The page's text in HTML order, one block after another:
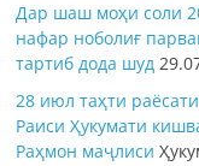
Дар шаш моҳи соли
нафар ноболиғ
тартиб дода шуд
28 июл таҳти
Раиси Ҳукумати
Раҳмон маҷлиси